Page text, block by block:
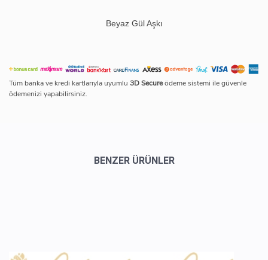
Beyaz Gül Aşkı
Tüm banka ve kredi kartlarıyla uyumlu 3D Secureödeme sistemi ile güvenle
ödemenizi yapabilirsiniz.
BENZER ÜRÜNLER